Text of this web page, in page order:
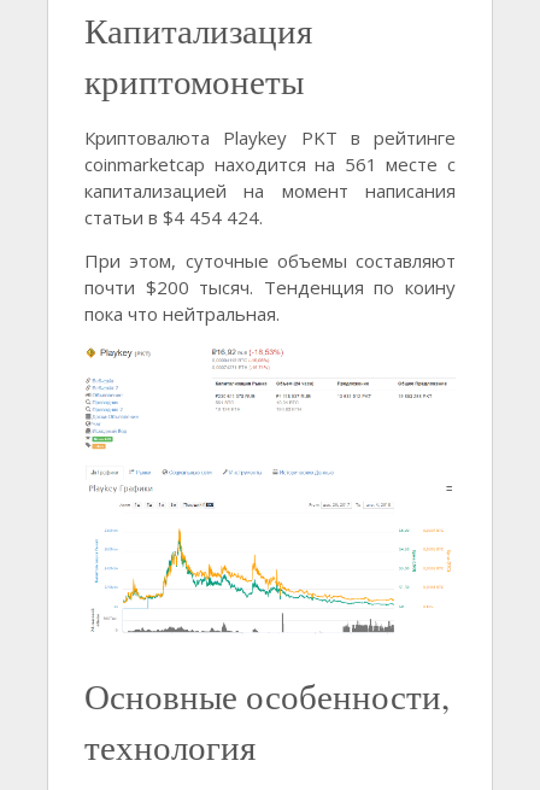
Капитализация
криптомонеты
Криптовалюта Playkey PKT в рейтинге
coinmarketcap находится на 561 месте с
капитализацией на момент написания
статьи в $4 454 424.
При этом, суточные объемы составляют
почти $200 тысяч. Тенденция по коину
пока что нейтральная.
Основные особенности,
технология